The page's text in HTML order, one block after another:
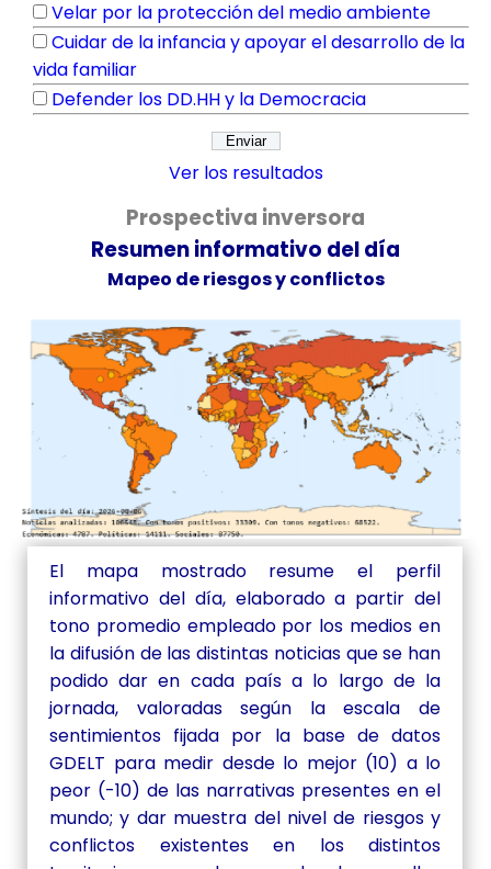
Velar por la protección del medio ambiente
Cuidar de la infancia y apoyar el desarrollo de la
vida familiar
Defender los DD.HH y la Democracia
Ver los resultados
Prospectiva inversora
Resumen informativo del día
Mapeo de riesgos y conflictos
El mapa mostrado resume el perfil
informativo del día, elaborado a partir del
tono promedio empleado por los medios en
la difusión de las distintas noticias que se han
podido dar en cada país a lo largo de la
jornada, valoradas según la escala de
sentimientos fijada por la base de datos
GDELT para medir desde lo mejor (10) a lo
peor (-10) de las narrativas presentes en el
mundo; y dar muestra del nivel de riesgos y
conflictos existentes en los distintos